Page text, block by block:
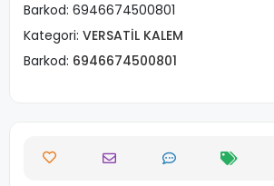
Barkod: 6946674500801
Kategori: VERSATİL KALEM
Barkod: 6946674500801